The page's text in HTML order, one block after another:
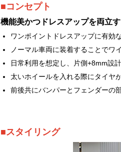
■コンセプト
機能美かつドレスアップを両立
ワンポイントドレスアップに有効
ノーマル車両に装着することでワ
日常利用を想定し、片側+8mm設
太いホイールを入れる際にタイヤ
前後共にバンパーとフェンダーの
■スタイリング